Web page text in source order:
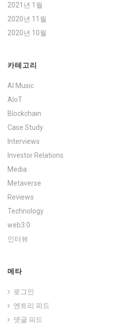
2021년 1월
2020년 11월
2020년 10월
카테고리
AI Music
AIoT
Blockchain
Case Study
Interviews
Investor Relations
Media
Metaverse
Reviews
Technology
web3.0
인터뷰
메타
로그인
엔트리 피드
댓글 피드